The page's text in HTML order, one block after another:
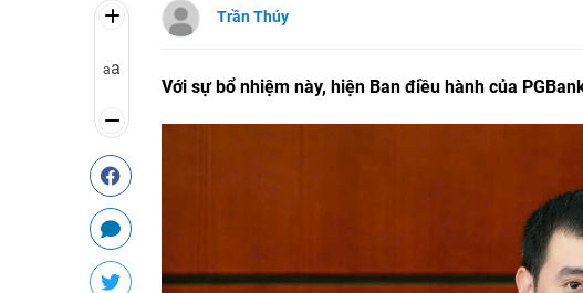
aa
Trần Thúy
Với sự bổ nhiệm này, hiện Ban điều hành của